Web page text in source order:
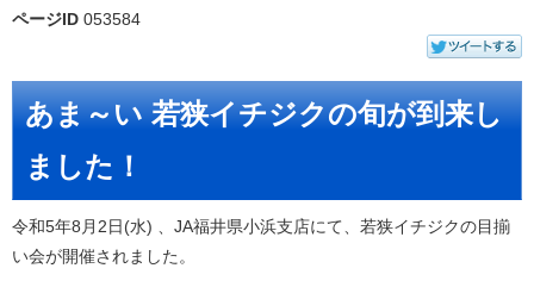
ページID 053584
あま～い 若狭イチジクの旬が到来し
ました！
令和5年8月2日(水) 、JA福井県小浜支店にて、若狭イチジクの目揃
い会が開催されました。